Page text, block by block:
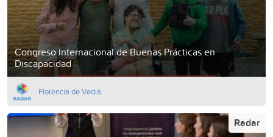
Congreso Internacional de Buenas Prácticas en
Discapacidad
Florencia de Vedia
Radar